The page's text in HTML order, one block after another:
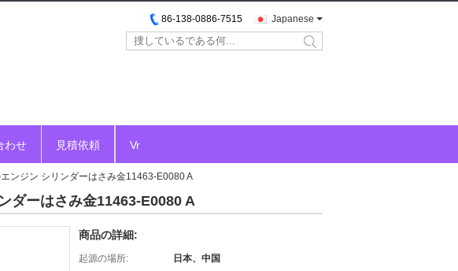
Japanese
86-138-0886-7515
search
わせ 見積依頼 Vr
ンジン シリンダーはさみ金11463-E0080 A
ダーはさみ金11463-E0080 A
商品の詳細:
起源の場所:
日本、中国